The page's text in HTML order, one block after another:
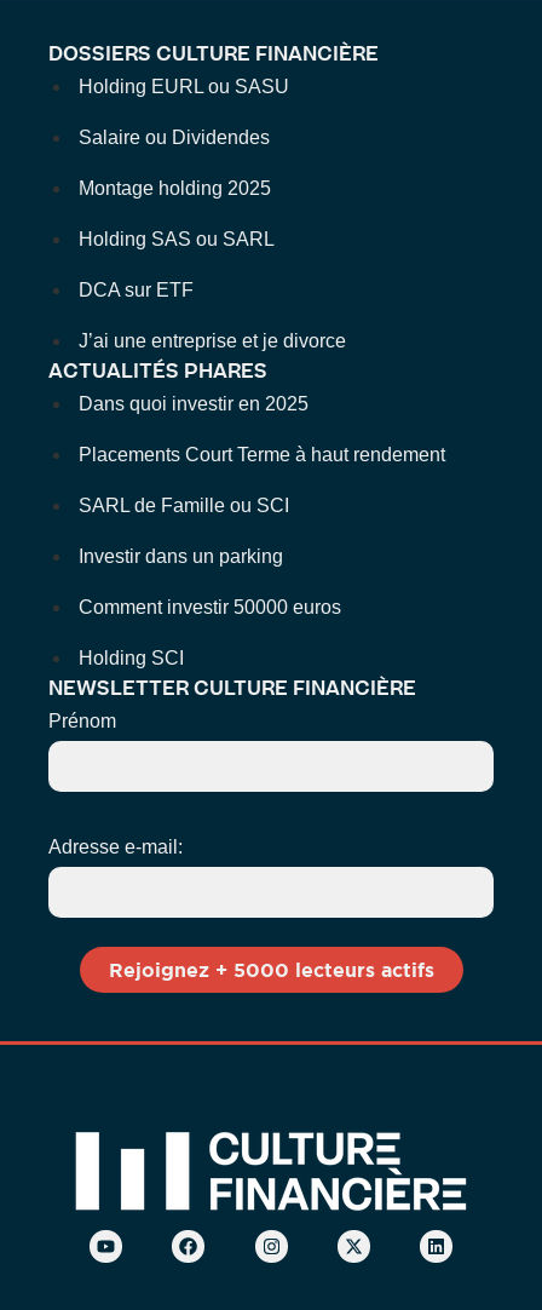
DOSSIERS CULTURE FINANCIÈRE
Holding EURL ou SASU
Salaire ou Dividendes
Montage holding 2025
Holding SAS ou SARL
DCA sur ETF
J’ai une entreprise et je divorce
ACTUALITÉS PHARES
Dans quoi investir en 2025
Placements Court Terme à haut rendement
SARL de Famille ou SCI
Investir dans un parking
Comment investir 50000 euros
Holding SCI
NEWSLETTER CULTURE FINANCIÈRE
Prénom
Adresse e-mail: